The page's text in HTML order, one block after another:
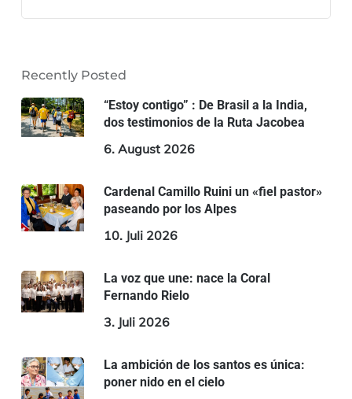
Recently Posted
“Estoy contigo” : De Brasil a la India,
dos testimonios de la Ruta Jacobea
6. August 2026
Cardenal Camillo Ruini un «fiel pastor»
paseando por los Alpes
10. Juli 2026
La voz que une: nace la Coral
Fernando Rielo
3. Juli 2026
La ambición de los santos es única:
poner nido en el cielo